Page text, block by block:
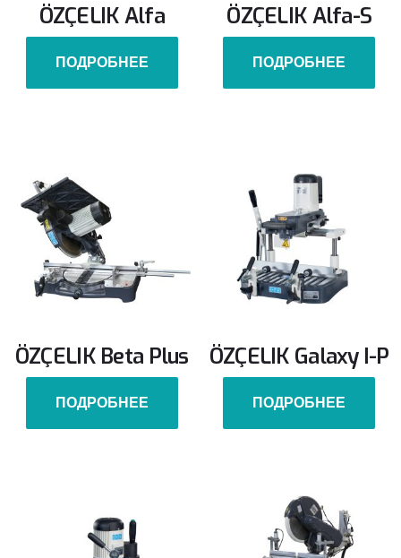
ÖZÇELIK Alfa
ПОДРОБНЕЕ
ÖZÇELIK Alfa-S
ПОДРОБНЕЕ
ÖZÇELIK Beta Plus
ПОДРОБНЕЕ
ÖZÇELIK Galaxy I-P
ПОДРОБНЕЕ